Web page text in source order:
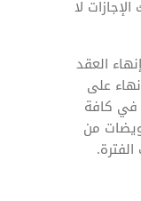
لا
العقد
على
في كافة
من